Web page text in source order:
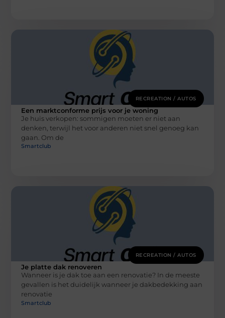
RECREATION / AUTOS
Een marktconforme prijs voor je woning
Je huis verkopen: sommigen moeten er niet aan
denken, terwijl het voor anderen niet snel genoeg kan
gaan. Om de
Smartclub
RECREATION / AUTOS
Je platte dak renoveren
Wanneer is je dak toe aan een renovatie? In de meeste
gevallen is het duidelijk wanneer je dakbedekking aan
renovatie
Smartclub